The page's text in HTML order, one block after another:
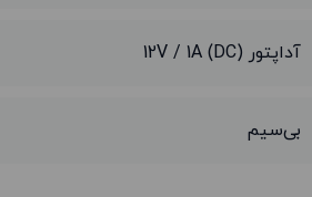
آداپتور 12V / 1A (DC)
بی‌سیم